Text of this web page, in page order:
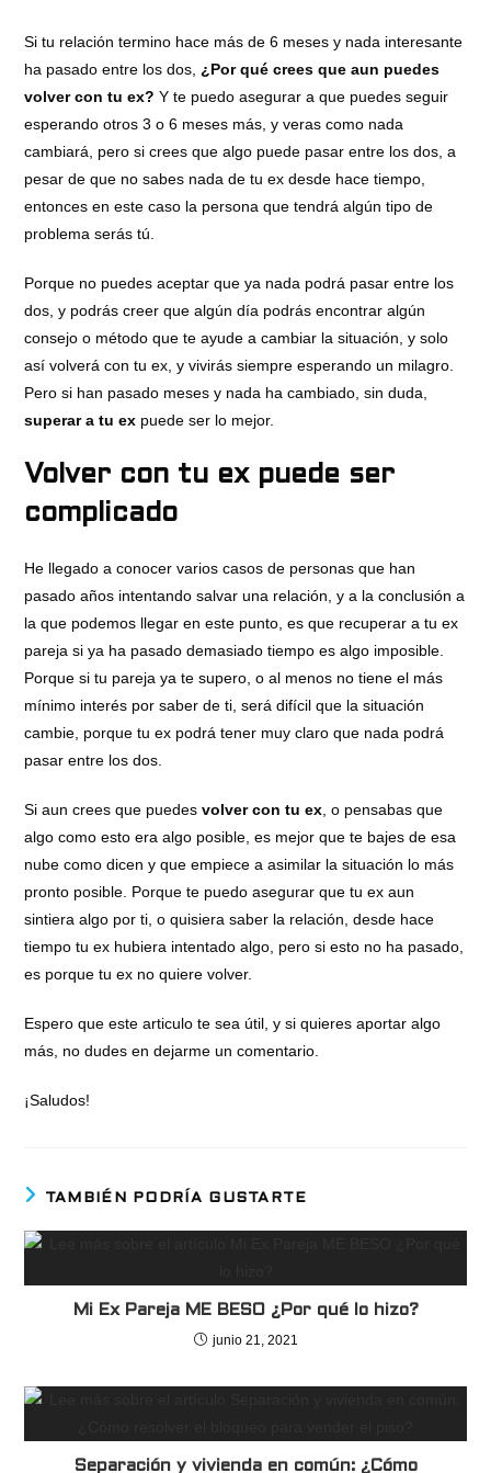
Si tu relación termino hace más de 6 meses y nada interesante
ha pasado entre los dos, ¿Por qué crees que aun puedes
volver con tu ex? Y te puedo asegurar a que puedes seguir
esperando otros 3 o 6 meses más, y veras como nada
cambiará, pero si crees que algo puede pasar entre los dos, a
pesar de que no sabes nada de tu ex desde hace tiempo,
entonces en este caso la persona que tendrá algún tipo de
problema serás tú.
Porque no puedes aceptar que ya nada podrá pasar entre los
dos, y podrás creer que algún día podrás encontrar algún
consejo o método que te ayude a cambiar la situación, y solo
así volverá con tu ex, y vivirás siempre esperando un milagro.
Pero si han pasado meses y nada ha cambiado, sin duda,
superar a tu ex puede ser lo mejor.
Volver con tu ex puede ser
complicado
He llegado a conocer varios casos de personas que han
pasado años intentando salvar una relación, y a la conclusión a
la que podemos llegar en este punto, es que recuperar a tu ex
pareja si ya ha pasado demasiado tiempo es algo imposible.
Porque si tu pareja ya te supero, o al menos no tiene el más
mínimo interés por saber de ti, será difícil que la situación
cambie, porque tu ex podrá tener muy claro que nada podrá
pasar entre los dos.
Si aun crees que puedesvolver con tu ex , o pensabas que
algo como esto era algo posible, es mejor que te bajes de esa
nube como dicen y que empiece a asimilar la situación lo más
pronto posible. Porque te puedo asegurar que tu ex aun
sintiera algo por ti, o quisiera saber la relación, desde hace
tiempo tu ex hubiera intentado algo, pero si esto no ha pasado,
es porque tu ex no quiere volver.
Espero que este articulo te sea útil, y si quieres aportar algo
más, no dudes en dejarme un comentario.
¡Saludos!
TAMBIÉN PODRÍA GUSTARTE
Mi Ex Pareja ME BESO ¿Por qué lo hizo?
junio 21, 2021
Separación y vivienda en común: ¿Cómo